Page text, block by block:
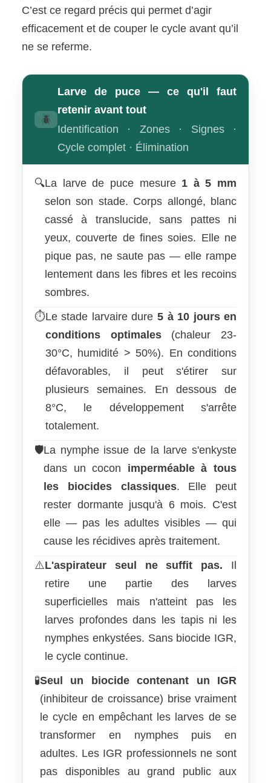
C’est ce regard précis qui permet d’agir
efficacement et de couper le cycle avant qu’il
ne se referme.
🪲
Larve de puce — ce qu'il faut
retenir avant tout
Identification · Zones · Signes ·
Cycle complet · Élimination
🔍La larve de puce mesure 1 à 5 mm
selon son stade. Corps allongé, blanc
cassé à translucide, sans pattes ni
yeux, couverte de fines soies. Elle ne
pique pas, ne saute pas — elle rampe
lentement dans les fibres et les recoins
sombres.
⏱️Le stade larvaire dure 5 à 10 jours en
conditions optimales(chaleur 23-
30°C, humidité > 50%). En conditions
défavorables, il peut s'étirer sur
plusieurs semaines. En dessous de
8°C, le développement s'arrête
totalement.
🛡️La nymphe issue de la larve s'enkyste
dans un cocon imperméable à tous
les biocides classiques. Elle peut
rester dormante jusqu'à 6 mois. C'est
elle — pas les adultes visibles — qui
cause les récidives après traitement.
⚠️L'aspirateur seul ne suffit pas. Il
retire une partie des larves
superficielles mais n'atteint pas les
larves profondes dans les tapis ni les
nymphes enkystées. Sans biocide IGR,
le cycle continue.
🧪Seul un biocide contenant un IGR
(inhibiteur de croissance) brise vraiment
le cycle en empêchant les larves de se
transformer en nymphes puis en
adultes. Les IGR professionnels ne sont
pas disponibles au grand public aux